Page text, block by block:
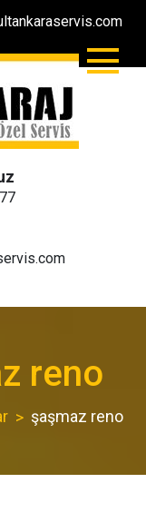
&
reno
şaşmaz reno